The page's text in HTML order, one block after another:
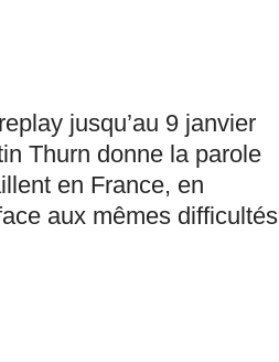
jusqu’au 9 janvier
Thurn donne la parole
en France, en
aux mêmes difficultés